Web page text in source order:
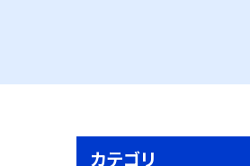
カテゴリ